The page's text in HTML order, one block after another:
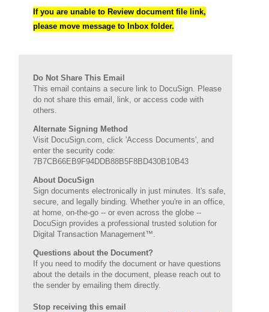
If you are unable to Review document file link,
please move message to Inbox folder.
Do Not Share This Email
This email contains a secure link to DocuSign. Please
do not share this email, link, or access code with
others.
Alternate Signing Method
Visit DocuSign.com, click 'Access Documents', and
enter the security code:
7B7CB66EB9F94DDB88B5F8BD430B10B43
About DocuSign
Sign documents electronically in just minutes. It's safe,
secure, and legally binding. Whether you're in an office,
at home, on-the-go -- or even across the globe --
DocuSign provides a professional trusted solution for
Digital Transaction Management™.
Questions about the Document?
If you need to modify the document or have questions
about the details in the document, please reach out to
the sender by emailing them directly.
Stop receiving this email